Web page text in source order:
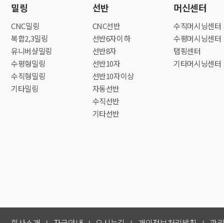
밀링
CNC밀링
복합2,3밀링
유니버샬밀링
수평형밀링
수직형밀링
기타밀링
선반
CNC선반
선반6자이하
선반8자
선반10자
선반10자이상
자동선반
수직선반
기타선반
머신센터
수직머시닝센터
수평머시닝센터
탭핑센터
기타머시닝센터